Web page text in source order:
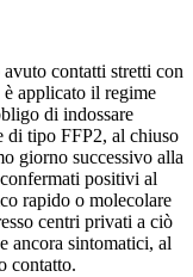
contatti stretti con
applicato il regime
di indossare
di tipo FFP2, al chiuso
giorno successivo alla
positivi al
rapido o molecolare
centri privati a ciò
ancora sintomatici, al
contatto.